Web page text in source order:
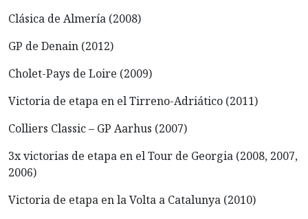
Clásica de Almería (2008)
GP de Denain (2012)
Cholet-Pays de Loire (2009)
Victoria de etapa en el Tirreno-Adriático (2011)
Colliers Classic – GP Aarhus (2007)
3x victorias de etapa en el Tour de Georgia (2008, 2007,
2006)
Victoria de etapa en la Volta a Catalunya (2010)